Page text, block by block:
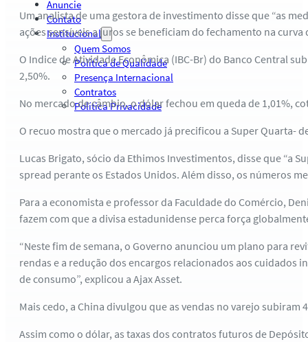
Anuncie
Contato
Institucional
Quem Somos
Política de Qualidade
Presença Internacional
Contratos
Política Privacidade
Um analista de uma gestora de investimento disse que “as
ações sensíveis a juros se beneficiam do fechamento na curva
O Indice de Atividade Econômica (IBC-Br) do Banco Central
2,50%.
No mercado de câmbio, o dólar fechou em queda de 1,01%,
O recuo mostra que o mercado já precificou a Super Quarta-
Lucas Brigato, sócio da Ethimos Investimentos, disse que “a
spread perante os Estados Unidos. Além disso, os números
Para a economista e professor da Faculdade do Comércio,
fazem com que a divisa estadunidense perca força
“Neste fim de semana, o Governo anunciou um plano para
rendas e a redução dos encargos relacionados aos cuidados
de consumo”, explicou a Ajax Asset.
Mais cedo, a China divulgou que as vendas no varejo
Assim como o dólar, as taxas dos contratos futuros de